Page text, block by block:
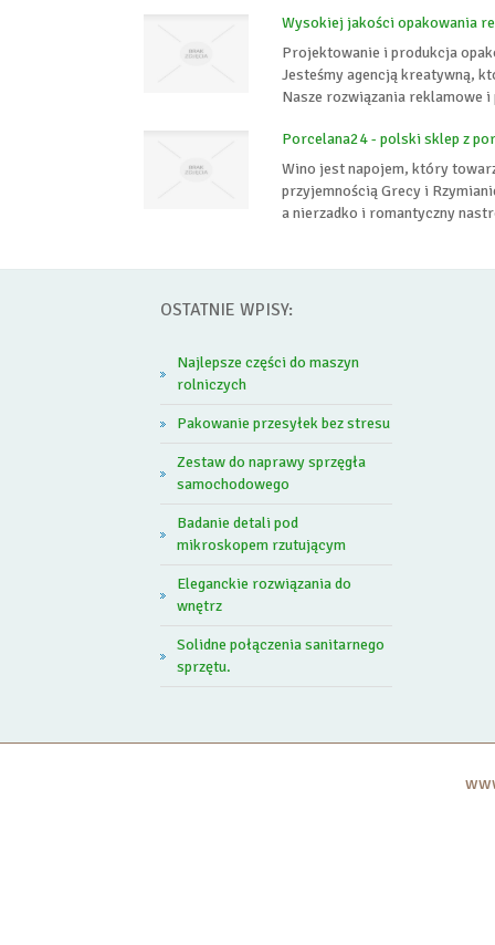
Wysokiej jakości opakowania
Projektowanie i produkcja
Jesteśmy agencją kreatywną,
Nasze rozwiązania reklamowe
Porcelana24 - polski sklep z
Wino jest napojem, który
przyjemnością Grecy i
a nierzadko i romantyczny
OSTATNIE WPISY:
Najlepsze części do maszyn
rolniczych
Pakowanie przesyłek bez stresu
Zestaw do naprawy sprzęgła
samochodowego
Badanie detali pod
mikroskopem rzutującym
Eleganckie rozwiązania do
wnętrz
Solidne połączenia sanitarnego
sprzętu.